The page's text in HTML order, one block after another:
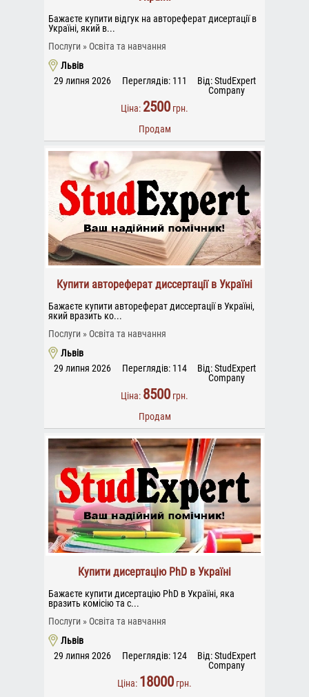
Бажаєте купити відгук на автореферат дисертації в
Україні, який в...
Послуги
Освіта та навчання
Львів
29 липня 2026
Переглядів: 111
Від: StudExpert
Company
Ціна: 2500 грн.
Продам
Купити автореферат диссертації в Україні
Бажаєте купити автореферат диссертації в Україні,
який вразить ко...
Послуги
Освіта та навчання
Львів
29 липня 2026
Переглядів: 114
Від: StudExpert
Company
Ціна: 8500 грн.
Продам
Купити дисертацію PhD в Україні
Бажаєте купити дисертацію PhD в Україні, яка
вразить комісію та с...
Послуги
Освіта та навчання
Львів
29 липня 2026
Переглядів: 124
Від: StudExpert
Company
Ціна: 18000 грн.